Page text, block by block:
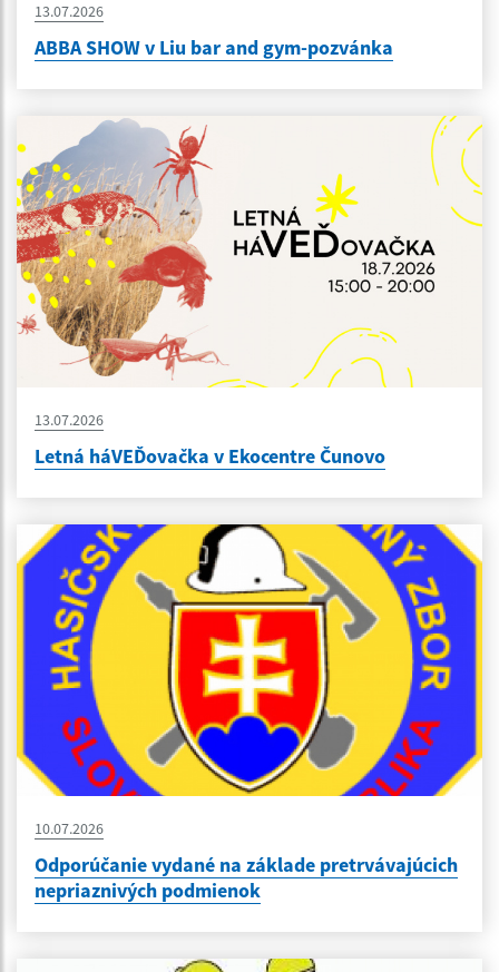
13.07.2026
ABBA SHOW v Liu bar and gym-pozvánka
13.07.2026
Letná háVEĎovačka v Ekocentre Čunovo
10.07.2026
Odporúčanie vydané na základe pretrvávajúcich
nepriaznivých podmienok